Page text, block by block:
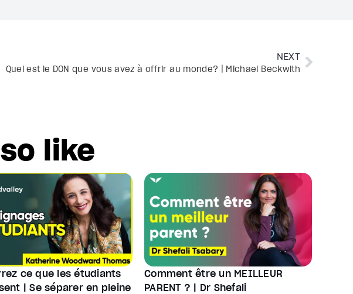
NEXT
Quel est le DON que vous avez à offrir au monde? | Michael Beckwith
like
ce que les étudiants
| Se séparer en pleine
Comment être un MEILLEUR
PARENT ? | Dr Shefali